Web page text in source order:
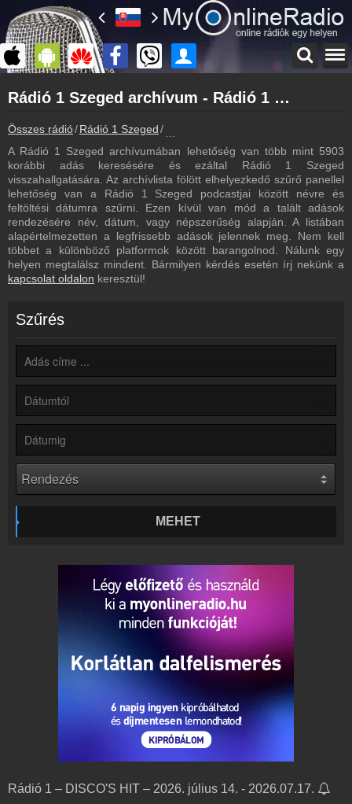
myonlineradio.hu
Rádió 1 Szeged
Vissza a Rádió 1 Szeged oldalára
Bejelentkezés
Hozz létre saját fiókot!
Most szól
Tudd meg mi szólt eddig
Műsorújság
Rádió 1 Szeged műsorai
Webkamera
Kapcsolat
Írj nekünk!
Partnerek
Rádiós partnerek
Ágyazd be weboldaladba
Készítés lépésről lépésre
Rádió 1 Szeged archívum - Rádió 1 Szeged podcasts - Rádió 1 Szeged visszahallgatás
Összes rádió Rádió 1 Szeged
A Rádió 1 Szeged archívumában lehetőség van több mint 5903
korábbi adás keresésére és ezáltal Rádió 1 Szeged
visszahallgatására. Az archívlista fölött elhelyezkedő szűrő panellel
lehetőség van a Rádió 1 Szeged podcastjai között névre és
feltöltési dátumra szűrni. Ezen kívül van mód a talált adások
rendezésére név, dátum, vagy népszerűség alapján. A listában
alapértelmezetten a legfrissebb adások jelennek meg. Nem kell
többet a különböző platformok között barangolnod. Nálunk egy
helyen megtalálsz mindent. Bármilyen kérdés esetén írj nekünk a
kapcsolat oldalon keresztül!
Szűrés
MEHET
Rádió 1 – DISCO'S HIT – 2026. július 14. - 2026.07.17.